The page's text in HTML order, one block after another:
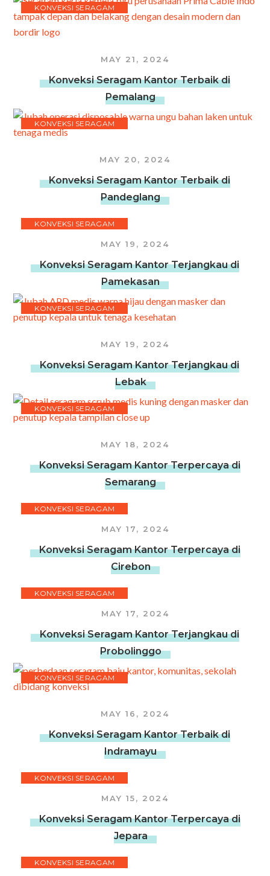
KONVEKSI SERAGAM
MAY 21, 2024
Konveksi Seragam Kantor Terbaik di
Pemalang
KONVEKSI SERAGAM
MAY 20, 2024
Konveksi Seragam Kantor Terbaik di
Pandeglang
KONVEKSI SERAGAM
MAY 19, 2024
Konveksi Seragam Kantor Terjangkau di
Pamekasan
KONVEKSI SERAGAM
MAY 19, 2024
Konveksi Seragam Kantor Terjangkau di
Lebak
KONVEKSI SERAGAM
MAY 18, 2024
Konveksi Seragam Kantor Terpercaya di
Semarang
KONVEKSI SERAGAM
MAY 17, 2024
Konveksi Seragam Kantor Terpercaya di
Cirebon
KONVEKSI SERAGAM
MAY 17, 2024
Konveksi Seragam Kantor Terjangkau di
Probolinggo
KONVEKSI SERAGAM
MAY 16, 2024
Konveksi Seragam Kantor Terbaik di
Indramayu
KONVEKSI SERAGAM
MAY 15, 2024
Konveksi Seragam Kantor Terpercaya di
Jepara
KONVEKSI SERAGAM